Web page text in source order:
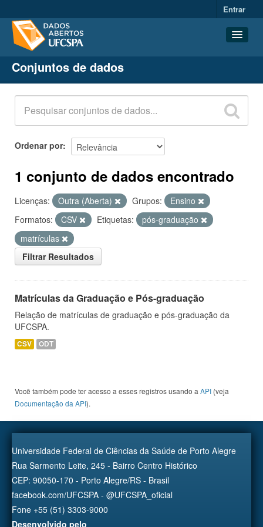
Entrar
Conjuntos de dados
Organizações
Grupos
Sobre
Conjuntos de dados
Ordenar por
1 conjunto de dados encontrado
Licenças: Outra (Aberta) Grupos:
Ensino
Formatos:
CSV Etiquetas:
pós-graduação
matrículas
Filtrar Resultados
Matrículas da Graduação e Pós-graduação
Relação de matrículas de graduação e pós-graduação da
UFCSPA.
CSV ODT
Você também pode ter acesso a esses registros usando a API (veja
Documentação da API).
Universidade Federal de Ciências da Saúde de Porto Alegre
Rua Sarmento Leite, 245 - Bairro Centro Histórico
CEP: 90050-170 - Porto Alegre/RS - Brasil
facebook.com/UFCSPA - @UFCSPA_oficial
Fone +55 (51) 3303-9000
Desenvolvido pelo